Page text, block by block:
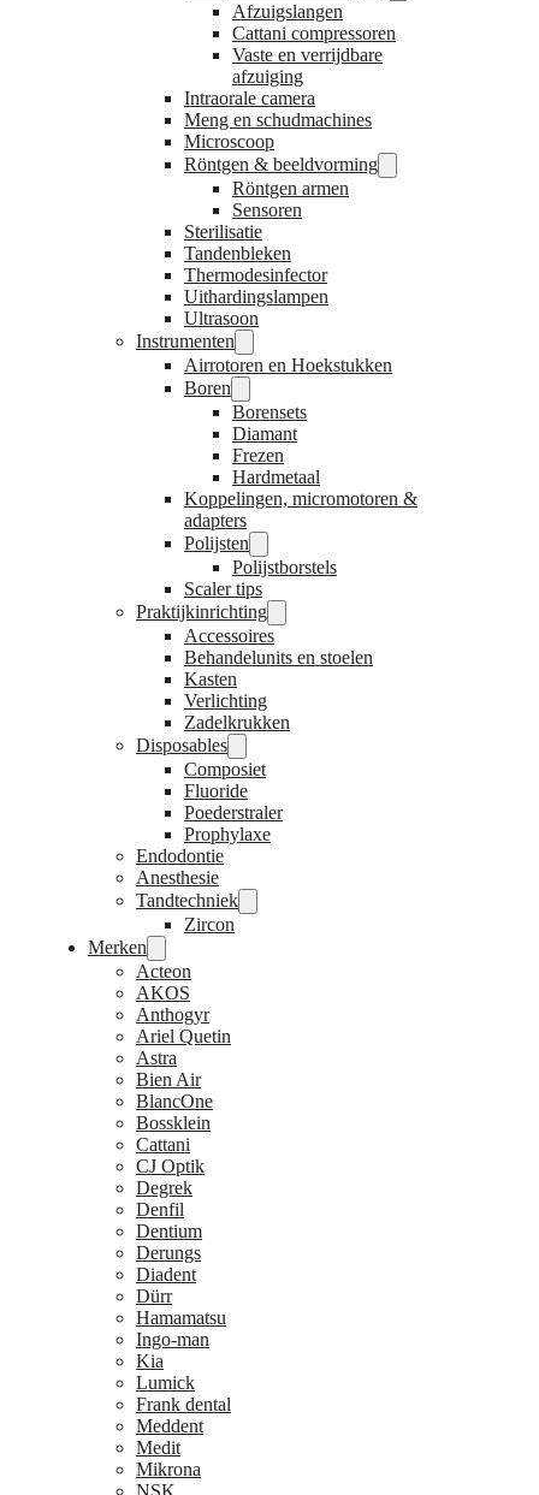
Afzuigslangen
Cattani compressoren
Vaste en verrijdbare
afzuiging
Intraorale camera
Meng en schudmachines
Microscoop
Röntgen & beeldvorming
Röntgen armen
Sensoren
Sterilisatie
Tandenbleken
Thermodesinfector
Uithardingslampen
Ultrasoon
Instrumenten
Airrotoren en Hoekstukken
Boren
Borensets
Diamant
Frezen
Hardmetaal
Koppelingen, micromotoren &
adapters
Polijsten
Polijstborstels
Scaler tips
Praktijkinrichting
Accessoires
Behandelunits en stoelen
Kasten
Verlichting
Zadelkrukken
Disposables
Composiet
Fluoride
Poederstraler
Prophylaxe
Endodontie
Anesthesie
Tandtechniek
Zircon
Merken
Acteon
AKOS
Anthogyr
Ariel Quetin
Astra
Bien Air
BlancOne
Bossklein
Cattani
CJ Optik
Degrek
Denfil
Dentium
Derungs
Diadent
Dürr
Hamamatsu
Ingo-man
Kia
Lumick
Frank dental
Meddent
Medit
Mikrona
NSK